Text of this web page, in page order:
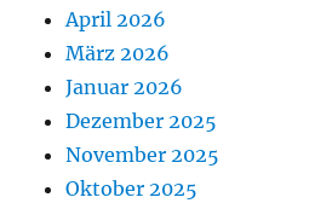
April 2026
März 2026
Januar 2026
Dezember 2025
November 2025
Oktober 2025